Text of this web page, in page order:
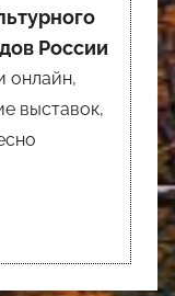
России
онлайн,
выставок,